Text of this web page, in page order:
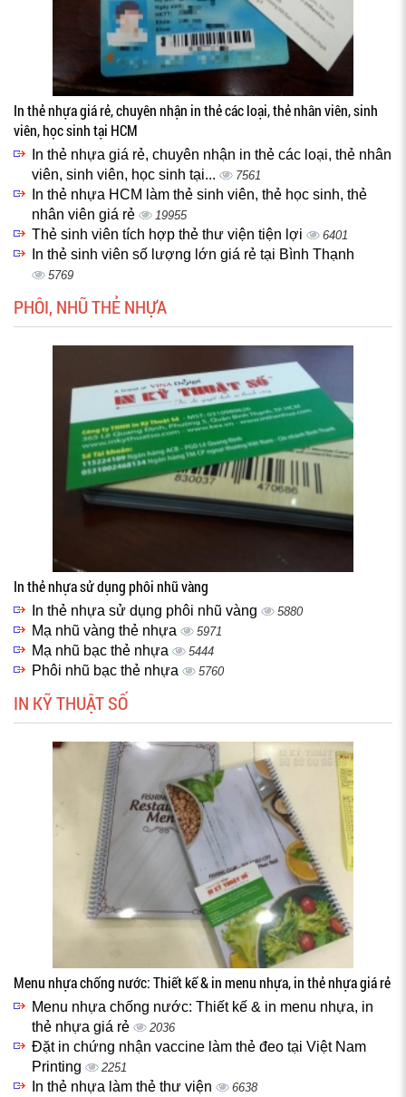
In thẻ nhựa giá rẻ, chuyên nhận in thẻ các loại, thẻ nhân viên, sinh
viên, học sinh tại HCM
In thẻ nhựa giá rẻ, chuyên nhận in thẻ các loại, thẻ nhân
viên, sinh viên, học sinh tại...
7561
In thẻ nhựa HCM làm thẻ sinh viên, thẻ học sinh, thẻ
nhân viên giá rẻ
19955
Thẻ sinh viên tích hợp thẻ thư viện tiện lợi 6401
In thẻ sinh viên số lượng lớn giá rẻ tại Bình Thạnh
5769
PHÔI, NHŨ THẺ NHỰA
In thẻ nhựa sử dụng phôi nhũ vàng
In thẻ nhựa sử dụng phôi nhũ vàng 5880
Mạ nhũ vàng thẻ nhựa 5971
Mạ nhũ bạc thẻ nhựa 5444
Phôi nhũ bạc thẻ nhựa 5760
IN KỸ THUẬT SỐ
Menu nhựa chống nước: Thiết kế & in menu nhựa, in thẻ nhựa giá rẻ
Menu nhựa chống nước: Thiết kế & in menu nhựa, in
thẻ nhựa giá rẻ
2036
Đặt in chứng nhận vaccine làm thẻ đeo tại Việt Nam
Printing
2251
In thẻ nhựa làm thẻ thư viện 6638